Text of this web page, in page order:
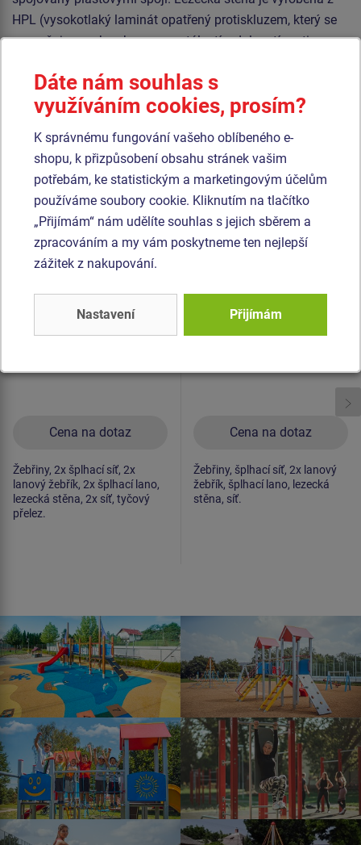
HPL (vysokotlaký laminát opatřený protiskluzem, který se
vyznačuje vysokou barevnou stálostí, odolností proti
vyrobeny z polyesteru, to zaručuje dlouhou životnost,
stálobarevnost i šetrný povrch pro kůži na rukou. Veškerý
Podobnézboží
Produkt - SSE-8112K-10
Šplhací sestava -
celokovová
Cena na dotaz
Žebřiny, 2x šplhací síť, 2x
lanový žebřík, 2x šplhací lano,
lezecká stěna, 2x síť, tyčový
přelez.
Produkt - SSE-8704K-10
Šplhací sestava -
Cena na dotaz
Žebřiny, šplhací síť, 2x lanový
žebřík, šplhací lano, lezecká
stěna, síť.
Dáte nám souhlas s
využíváním cookies, prosím?
K správnému fungování vašeho oblíbeného e-
shopu, k přizpůsobení obsahu stránek vašim
potřebám, ke statistickým a marketingovým účelům
používáme soubory cookie. Kliknutím na tlačítko
„Přijímám“ nám udělíte souhlas s jejich sběrem a
zpracováním a my vám poskytneme ten nejlepší
zážitek z nakupování.
Nastavení Přijímám